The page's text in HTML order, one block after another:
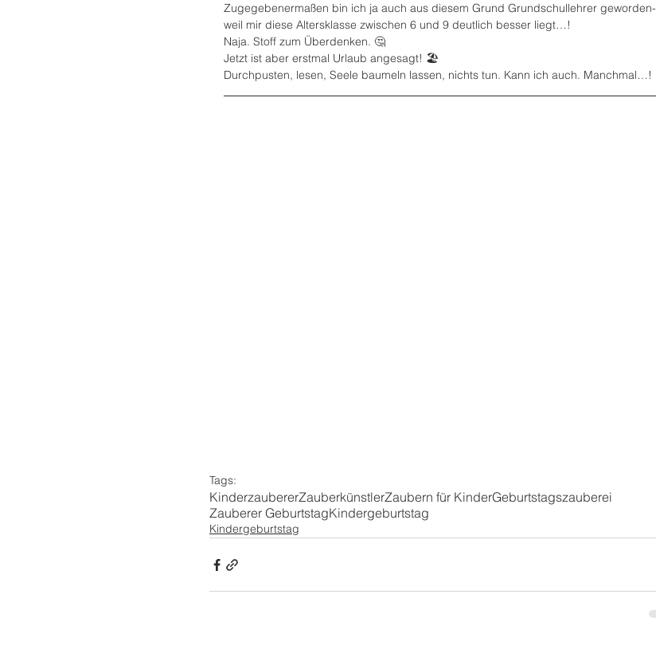
Zugegebenermaßen bin ich ja auch aus diesem Grund Grundschullehrer geworden-
weil mir diese Altersklasse zwischen 6 und 9 deutlich besser liegt…!
Naja. Stoff zum Überdenken. 🤔
Jetzt ist aber erstmal Urlaub angesagt! 🏖️
Durchpusten, lesen, Seele baumeln lassen, nichts tun. Kann ich auch. Manchmal…!
Tags:
KinderzaubererZauberkünstlerZaubern für KinderGeburtstagszauberei
Zauberer GeburtstagKindergeburtstag
Kindergeburtstag